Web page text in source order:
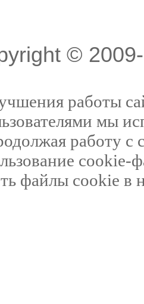
©
работы
мы
работу с
cookie-
файлы cookie в